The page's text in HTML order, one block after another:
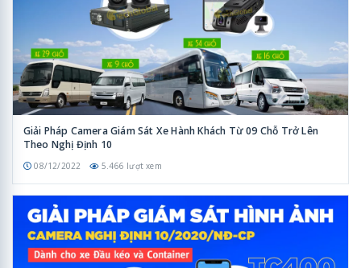
Giải Pháp Camera Giám Sát Xe Hành Khách Từ 09 Chỗ Trở Lên
Theo Nghị Định 10
08/12/2022 5.466 lượt xem